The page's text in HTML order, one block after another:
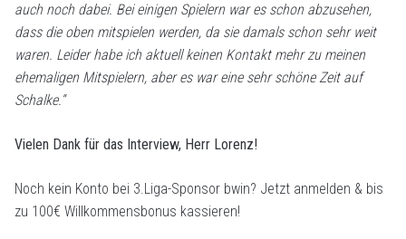
auch noch dabei. Bei einigen Spielern war es schon abzusehen,
dass die oben mitspielen werden, da sie damals schon sehr weit
waren. Leider habe ich aktuell keinen Kontakt mehr zu meinen
ehemaligen Mitspielern, aber es war eine sehr schöne Zeit auf
Schalke.“
Vielen Dank für das Interview, Herr Lorenz!
Noch kein Konto bei 3.Liga-Sponsor bwin? Jetzt anmelden & bis
zu 100€ Willkommensbonus kassieren!